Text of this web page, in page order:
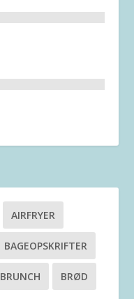
AIRFRYER
BAGEOPSKRIFTER
BRUNCH BRØD